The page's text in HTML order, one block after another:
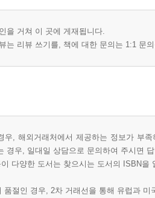
을 거쳐 이 곳에 게재됩니다.
는 리뷰 쓰기를, 책에 대한 문의는 1:1 문
우, 해외거래처에서 제공하는 정보가 부
경우, 일대일 상담으로 문의하여 주시면
다양한 도서는 찾으시는 도서의 ISBN
품절인 경우, 2차 거래선을 통해 유럽과